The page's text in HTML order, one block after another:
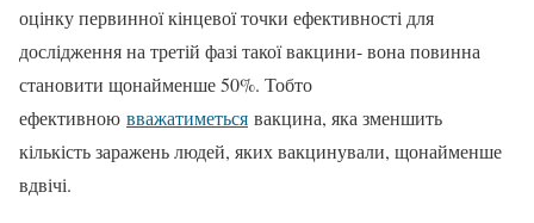
оцінку первинної кінцевої точки ефективності для
дослідження на третій фазі такої вакцини- вона повинна
становити щонайменше 50%. Тобто
ефективною вважатиметься вакцина, яка зменшить
кількість заражень людей, яких вакцинували, щонайменше
вдвічі.